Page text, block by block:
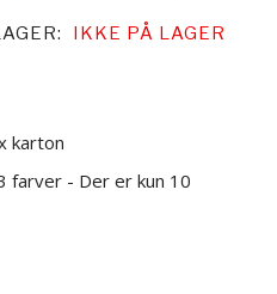
IKKE PÅ LAGER
karton
farver - Der er kun 10